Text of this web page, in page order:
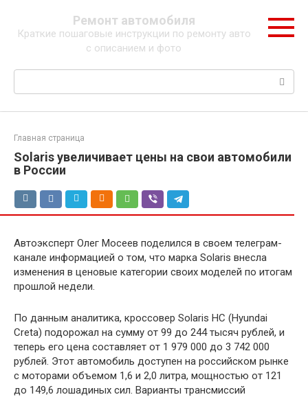
контенту
Ремонт автомобиля
Краткие пошаговые инструкции по ремонту авто
с описанием и фото
Поиск:
Главная страница
Solaris увеличивает цены на свои автомобили
в России
Автоэксперт Олег Мосеев поделился в своем телеграм-
канале информацией о том, что марка Solaris внесла
изменения в ценовые категории своих моделей по итогам
прошлой недели.
По данным аналитика, кроссовер Solaris HC (Hyundai
Creta) подорожал на сумму от 99 до 244 тысяч рублей, и
теперь его цена составляет от 1 979 000 до 3 742 000
рублей. Этот автомобиль доступен на российском рынке
с моторами объемом 1,6 и 2,0 литра, мощностью от 121
до 149,6 лошадиных сил. Варианты трансмиссий